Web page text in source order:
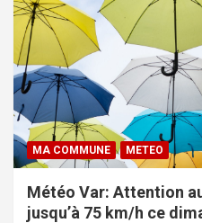
MA COMMUNE METEO
Météo Var: Attention
jusqu’à 75 km/h ce